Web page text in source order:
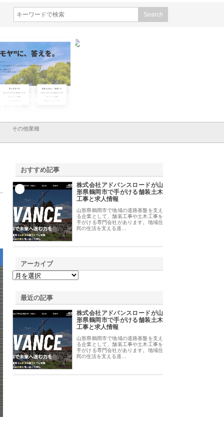
会社ＣＳＡの事業内容と強
その他業種
おすすめ記事
株式会社アドバンスロードが山
形県鶴岡市で手がける舗装土木
工事と求人情報
山形県鶴岡市で地域の道路基盤を支え
る企業として、舗装工事や土木工事を
手がける専門会社があります。地域住
民の生活を支える道…
アーカイブ
最近の記事
株式会社アドバンスロードが山
形県鶴岡市で手がける舗装土木
工事と求人情報
山形県鶴岡市で地域の道路基盤を支え
る企業として、舗装工事や土木工事を
手がける専門会社があります。地域住
民の生活を支える道…